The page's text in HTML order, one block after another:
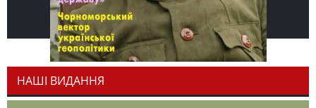
НАШІ ВИДАННЯ